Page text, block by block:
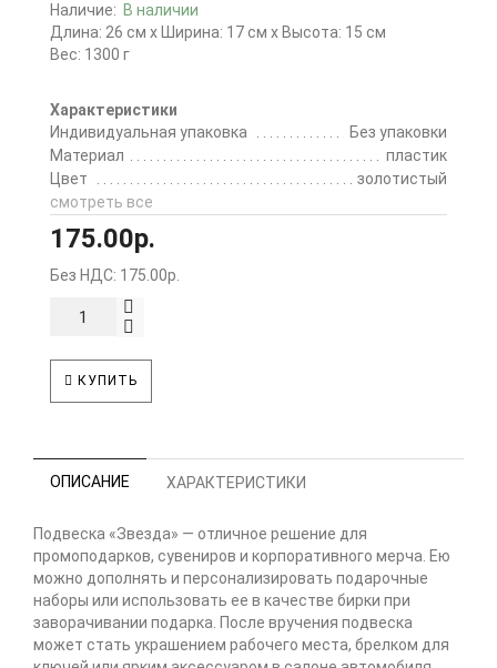
Наличие: В наличии
Длина: 26 см x Ширина: 17 см x Высота: 15 см
Вес: 1300 г
Характеристики
Индивидуальная упаковка
Без упаковки
Материал
пластик
Цвет
золотистый
смотреть все
175.00р.
Без НДС: 175.00р.
КУПИТЬ
ОПИСАНИЕ ХАРАКТЕРИСТИКИ
Подвеска «Звезда» — отличное решение для
промоподарков, сувениров и корпоративного мерча. Ею
можно дополнять и персонализировать подарочные
наборы или использовать ее в качестве бирки при
заворачивании подарка. После вручения подвеска
может стать украшением рабочего места, брелком для